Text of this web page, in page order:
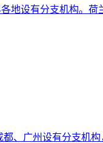
地设有分支机构。
、广州设有分支机